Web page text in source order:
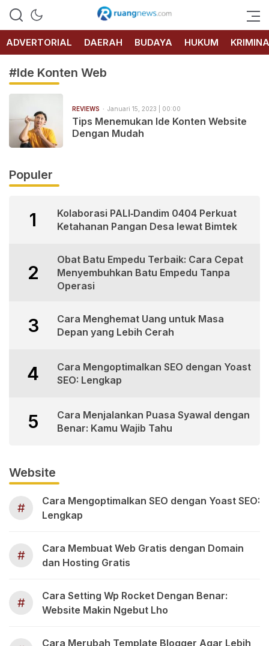
RUANG
NEWS
ADVERTORIAL
DAERAH BUDAYA HUKUM
#Ide Konten Web
REVIEWS Januari 15, 2023 | 00:00
Tips Menemukan Ide Konten Website
Dengan Mudah
Populer
1
Kolaborasi PALI‑Dandim 0404 Perkuat
Ketahanan Pangan Desa lewat Bimtek
2
Obat Batu Empedu Terbaik: Cara Cepat
Menyembuhkan Batu Empedu Tanpa
Operasi
3
Cara Menghemat Uang untuk Masa
Depan yang Lebih Cerah
4
Cara Mengoptimalkan SEO dengan Yoast
SEO: Lengkap
5
Cara Menjalankan Puasa Syawal dengan
Benar: Kamu Wajib Tahu
Website
#
Cara Mengoptimalkan SEO dengan Yoast SEO:
Lengkap
#
Cara Membuat Web Gratis dengan Domain
dan Hosting Gratis
#
Cara Setting Wp Rocket Dengan Benar:
Website Makin Ngebut Lho
Cara Merubah Template Blogger Agar Lebih